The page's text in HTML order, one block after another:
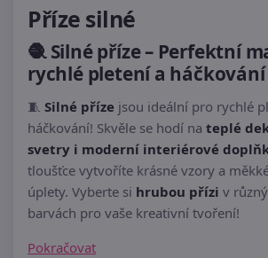
Příze silné
🧶Silné příze– Perfektní
rychlé pletení a háčkování
🧵 Silné příze jsou ideální pro rychlé
háčkování! Skvěle se hodí na teplé
svetry i moderní interiérové
tloušťce vytvoříte krásné vzory a
úplety. Vyberte si hrubou přízi v
barvách pro vaše kreativní tvoření!
Pokračovat